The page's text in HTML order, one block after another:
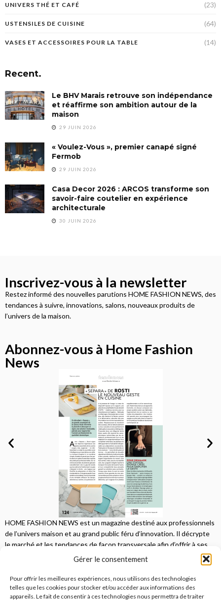
Gérer le consentement
Pour offrir les meilleures expériences, nous utilisons des technologies
telles que les cookies pour stocker et/ou accéder aux informations des
appareils. Le fait de consentir à ces technologies nous permettra de traiter
UNIVERS THÉ ET CAFÉ (23)
USTENSILES DE CUISINE (64)
VASES ET ACCESSOIRES POUR LA TABLE (14)
Recent.
Le BHV Marais retrouve son indépendance
et réaffirme son ambition autour de la
maison
29 JUIN 2026
« Voulez-Vous », premier canapé signé
Fermob
29 JUIN 2026
Casa Decor 2026 : ARCOS transforme son
savoir-faire coutelier en expérience
architecturale
30 JUIN 2026
Inscrivez-vous à la newsletter
Restez informé des nouvelles parutions HOME FASHION NEWS, des
tendances à suivre, innovations, salons, nouveaux produits de
l’univers de la maison.
Abonnez-vous à Home Fashion
News
HOME FASHION NEWS est un magazine destiné aux professionnels
de l’univers maison et au grand public féru d’innovation. Il décrypte
le marché et les tendances de façon transversale afin d’offrir à ses
lecteurs une vision complète.
JE M'ABONNE